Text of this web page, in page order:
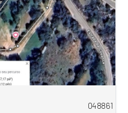
048861